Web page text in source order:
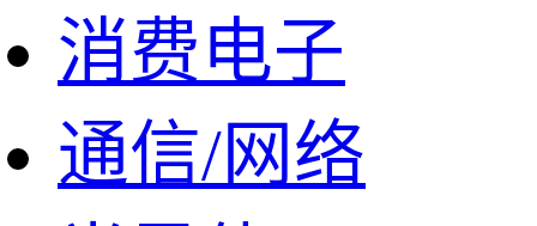
消费电子
通信/网络